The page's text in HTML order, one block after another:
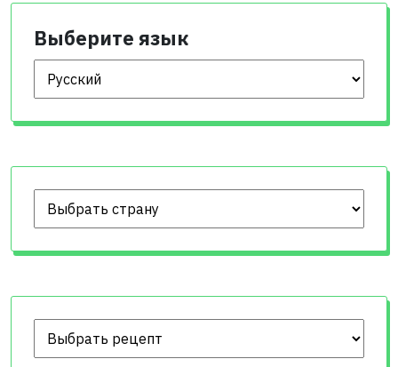
Выберите язык
Выберите язык